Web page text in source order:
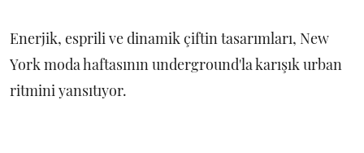
Enerjik, esprili ve dinamik çiftin tasarımları, New
York moda haftasının underground'la karışık urban
ritmini yansıtıyor.